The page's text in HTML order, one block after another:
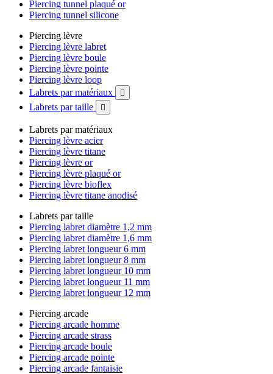
Piercing tunnel plaqué or
Piercing tunnel silicone
Piercing lèvre
Piercing lèvre labret
Piercing lèvre boule
Piercing lèvre pointe
Piercing lèvre loop
Labrets par matériaux

Labrets par taille 
Labrets par matériaux
Piercing lèvre acier
Piercing lèvre titane
Piercing lèvre or
Piercing lèvre plaqué or
Piercing lèvre bioflex
Piercing lèvre titane anodisé
Labrets par taille
Piercing labret diamètre 1,2 mm
Piercing labret diamètre 1,6 mm
Piercing labret longueur 6 mm
Piercing labret longueur 8 mm
Piercing labret longueur 10 mm
Piercing labret longueur 11 mm
Piercing labret longueur 12 mm
Piercing arcade
Piercing arcade homme
Piercing arcade strass
Piercing arcade boule
Piercing arcade pointe
Piercing arcade fantaisie